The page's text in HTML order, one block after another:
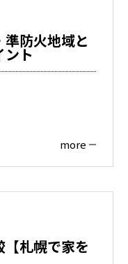
準防火地域と
ント
more
札幌で家を